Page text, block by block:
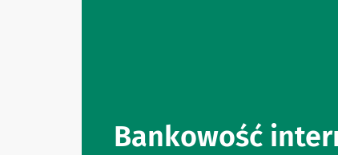
Bankowość